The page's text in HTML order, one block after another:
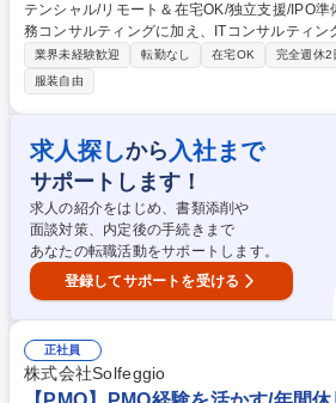
テンシャル/リモート＆在宅OK/独立支援/IPO準備中 仕事の内容 財
務コンサルティングに加え、ITコンサルティン
て、PMO（ポテンシャル採用）として、金融
いただきます。★第二新卒歓迎ポジション 【具体的には】 ■将来的には、
PMOとして1つの案件のメイン担当となってい
作成、業務の可視化、製品の導入及び運用支
詳細：大手企業/数億から数10億の案件大規模
スキルが磨ける ★独立を目指す社員も多く、
援する風土です 募集職種 【PMO/金融プロジェクト】ポテンシャル/リモー
ト＆在宅OK/独立支援/IPO準備中
業界未経験歓迎 転勤なし 在宅OK 完全週休2
服装自由
求人探しから 入社まで
サポートします！
求人の紹介をはじめ、書類添削や
面談対策、内定後の手続きまで
あなたの転職活動をサポートします。
登録してサポートを受ける
正社員
株式会社Solfeggio